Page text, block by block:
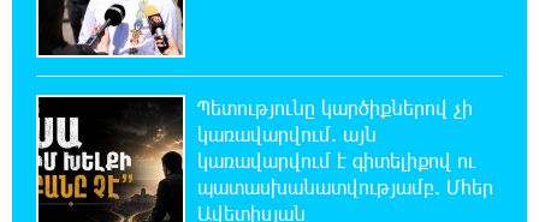
22:07:09 8-08-2026
Արտակարգ դեպք՝ Երևանում․ կոտրել են
շենքի պատուհաններն ու դռները
21:48:41 8-08-2026
Ալիևն ու Թրամփը հեռախոսազրույց են
Պետությունը կարծիքներով չի
կառավարվում. այն
կառավարվում է գիտելիքով ու
պատասխանատվությամբ. Մհեր
Ավետիսյան